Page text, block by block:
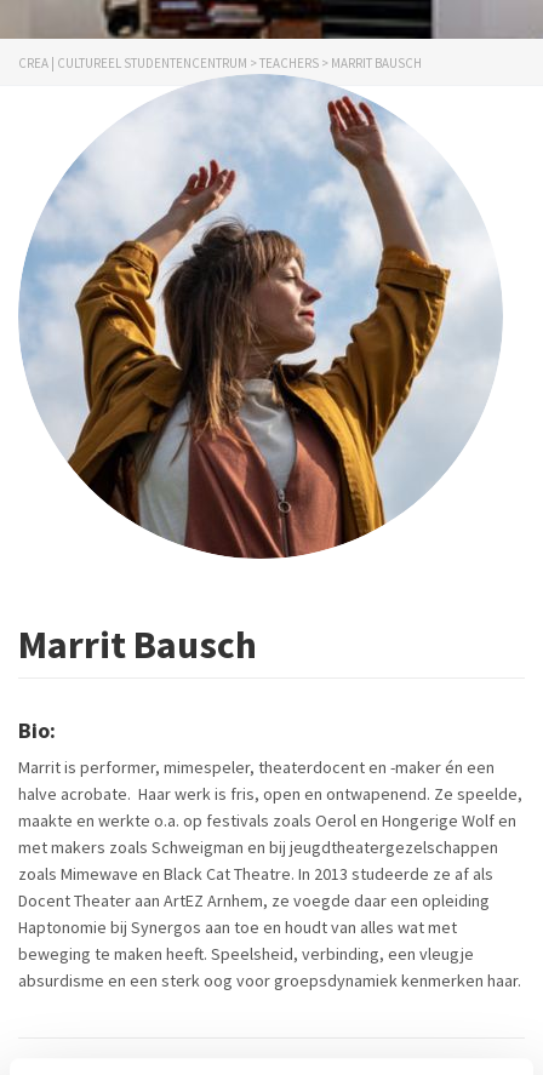
CREA | CULTUREEL STUDENTENCENTRUM > TEACHERS > MARRIT BAUSCH
Marrit Bausch
Bio:
Marrit is performer, mimespeler, theaterdocent en -maker én een
halve acrobate. Haar werk is fris, open en ontwapenend. Ze speelde,
maakte en werkte o.a. op festivals zoals Oerol en Hongerige Wolf en
met makers zoals Schweigman en bij jeugdtheatergezelschappen
zoals Mimewave en Black Cat Theatre. In 2013 studeerde ze af als
Docent Theater aan ArtEZ Arnhem, ze voegde daar een opleiding
Haptonomie bij Synergos aan toe en houdt van alles wat met
beweging te maken heeft. Speelsheid, verbinding, een vleugje
absurdisme en een sterk oog voor groepsdynamiek kenmerken haar.